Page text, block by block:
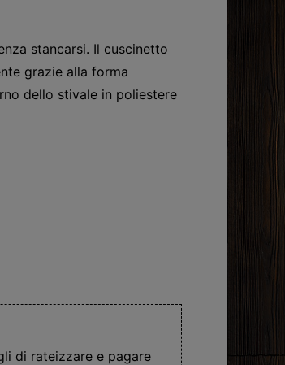
stancarsi. Il cuscinetto
grazie alla forma
dello stivale in poliestere
di rateizzare e pagare